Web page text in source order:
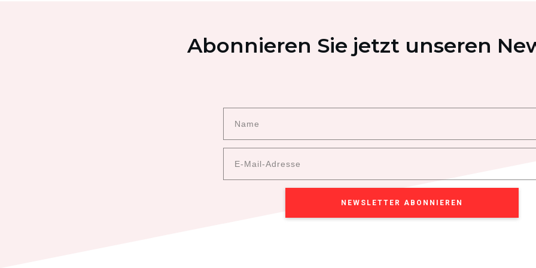
Abonnieren Sie jetzt unseren
NEWSLETTER ABONNIEREN